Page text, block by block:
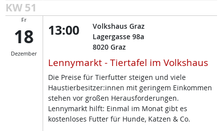
KW 51
Fr
18
Dezember
13:00
Volkshaus Graz
Lagergasse 98a
8020 Graz
Lennymarkt - Tiertafel im Volkshaus
Die Preise für Tierfutter steigen und viele
Haustierbesitzer:innen mit geringem Einkommen
stehen vor großen Herausforderungen.
Lennymarkt hilft: Einmal im Monat gibt es
kostenloses Futter für Hunde, Katzen & Co.